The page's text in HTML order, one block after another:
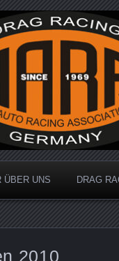
Auto
auf der 1/4 Meile
ÜBER UNS DRAG
2010